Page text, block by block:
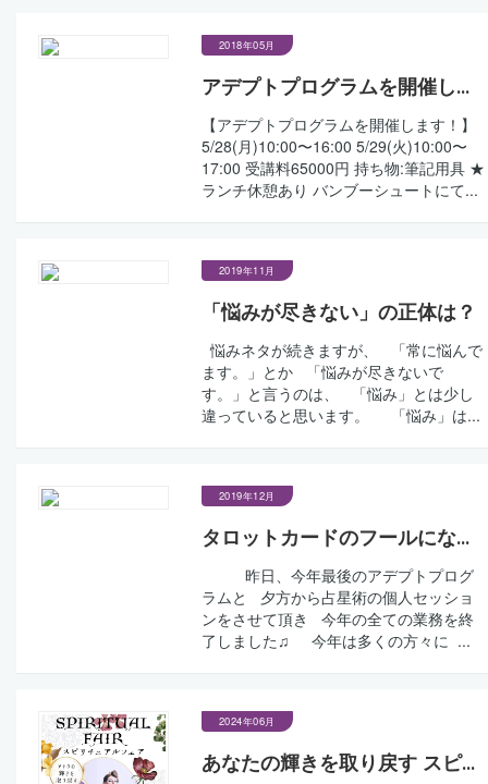
2018年05月
アデプトプログラムを開催し...
【アデプトプログラムを開催します！】
5/28(月)10:00〜16:00 5/29(火)10:00〜
17:00 受講料65000円 持ち物:筆記用具 ★
ランチ休憩あり バンブーシュートにて...
2019年11月
「悩みが尽きない」の正体は？
悩みネタが続きますが、 「常に悩んで
ます。」とか 「悩みが尽きないで
す。」と言うのは、 「悩み」とは少し
違っていると思います。 「悩み」は...
2019年12月
タロットカードのフールにな...
昨日、今年最後のアデプトプログ
ラムと 夕方から占星術の個人セッショ
ンをさせて頂き 今年の全ての業務を終
了しました♫ 今年は多くの方々に ...
2024年06月
あなたの輝きを取り戻す スピ...